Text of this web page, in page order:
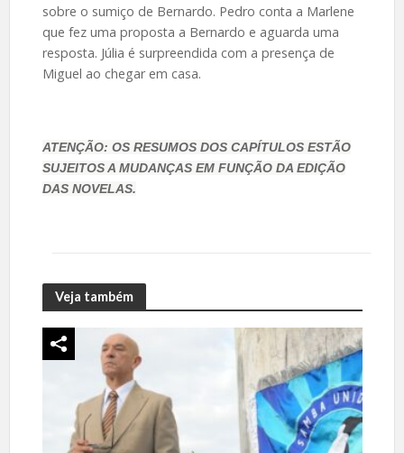
sobre o sumiço de Bernardo. Pedro conta a Marlene
que fez uma proposta a Bernardo e aguarda uma
resposta. Júlia é surpreendida com a presença de
Miguel ao chegar em casa.
ATENÇÃO: OS RESUMOS DOS CAPÍTULOS ESTÃO
SUJEITOS A MUDANÇAS EM FUNÇÃO DA EDIÇÃO
DAS NOVELAS.
Veja também